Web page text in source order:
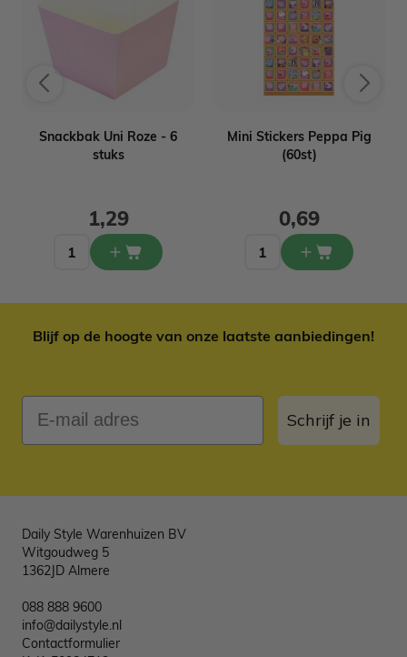
Snackbak Uni Roze - 6
stuks
1,29
Mini Stickers Peppa Pig
(60st)
0,69
Blijf op de hoogte van onze laatste aanbiedingen!
E-mail adres
Schrijf je in
Daily Style Warenhuizen BV
Witgoudweg 5
1362JD Almere
088 888 9600
info@dailystyle.nl
Contactformulier